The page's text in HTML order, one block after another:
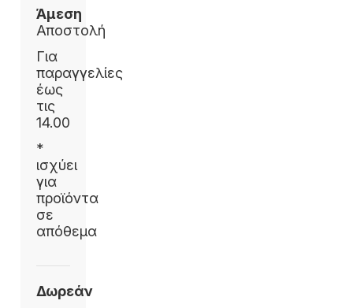
Άμεση
Αποστολή
Για
παραγγελίες
έως
τις
14.00
*
ισχύει
για
προϊόντα
σε
απόθεμα
Δωρεάν